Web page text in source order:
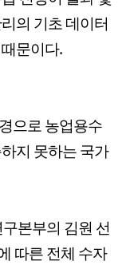
의 기초 데이터
문이다.
으로 농업용수
지 못하는 국가
본부의 김원 선
따른 전체 수자